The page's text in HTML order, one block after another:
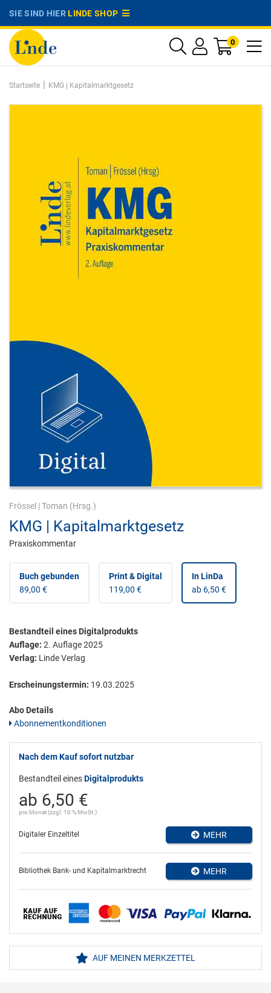
SIE SIND HIERLINDE SHOP
0
Startseite | KMG | Kapitalmarktgesetz
Frössel | Toman (Hrsg.)
KMG | Kapitalmarktgesetz
Praxiskommentar
Buch gebunden
89,00 €
Print & Digital
119,00 €
In LinDa
ab 6,50 €
Bestandteil eines Digitalprodukts
Auflage: 2. Auflage 2025
Verlag: Linde Verlag
Erscheinungstermin: 19.03.2025
Abo Details
Abonnementkonditionen
Nach dem Kauf sofort nutzbar
Bestandteil einesDigitalprodukts
ab 6,50 €
pro Monat (zzgl. 10 % MwSt.)
Digitaler Einzeltitel MEHR
Bibliothek Bank- und Kapitalmarktrecht MEHR
AUF MEINEN MERKZETTEL